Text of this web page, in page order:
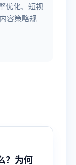
优化、短视
容策略规
？为何